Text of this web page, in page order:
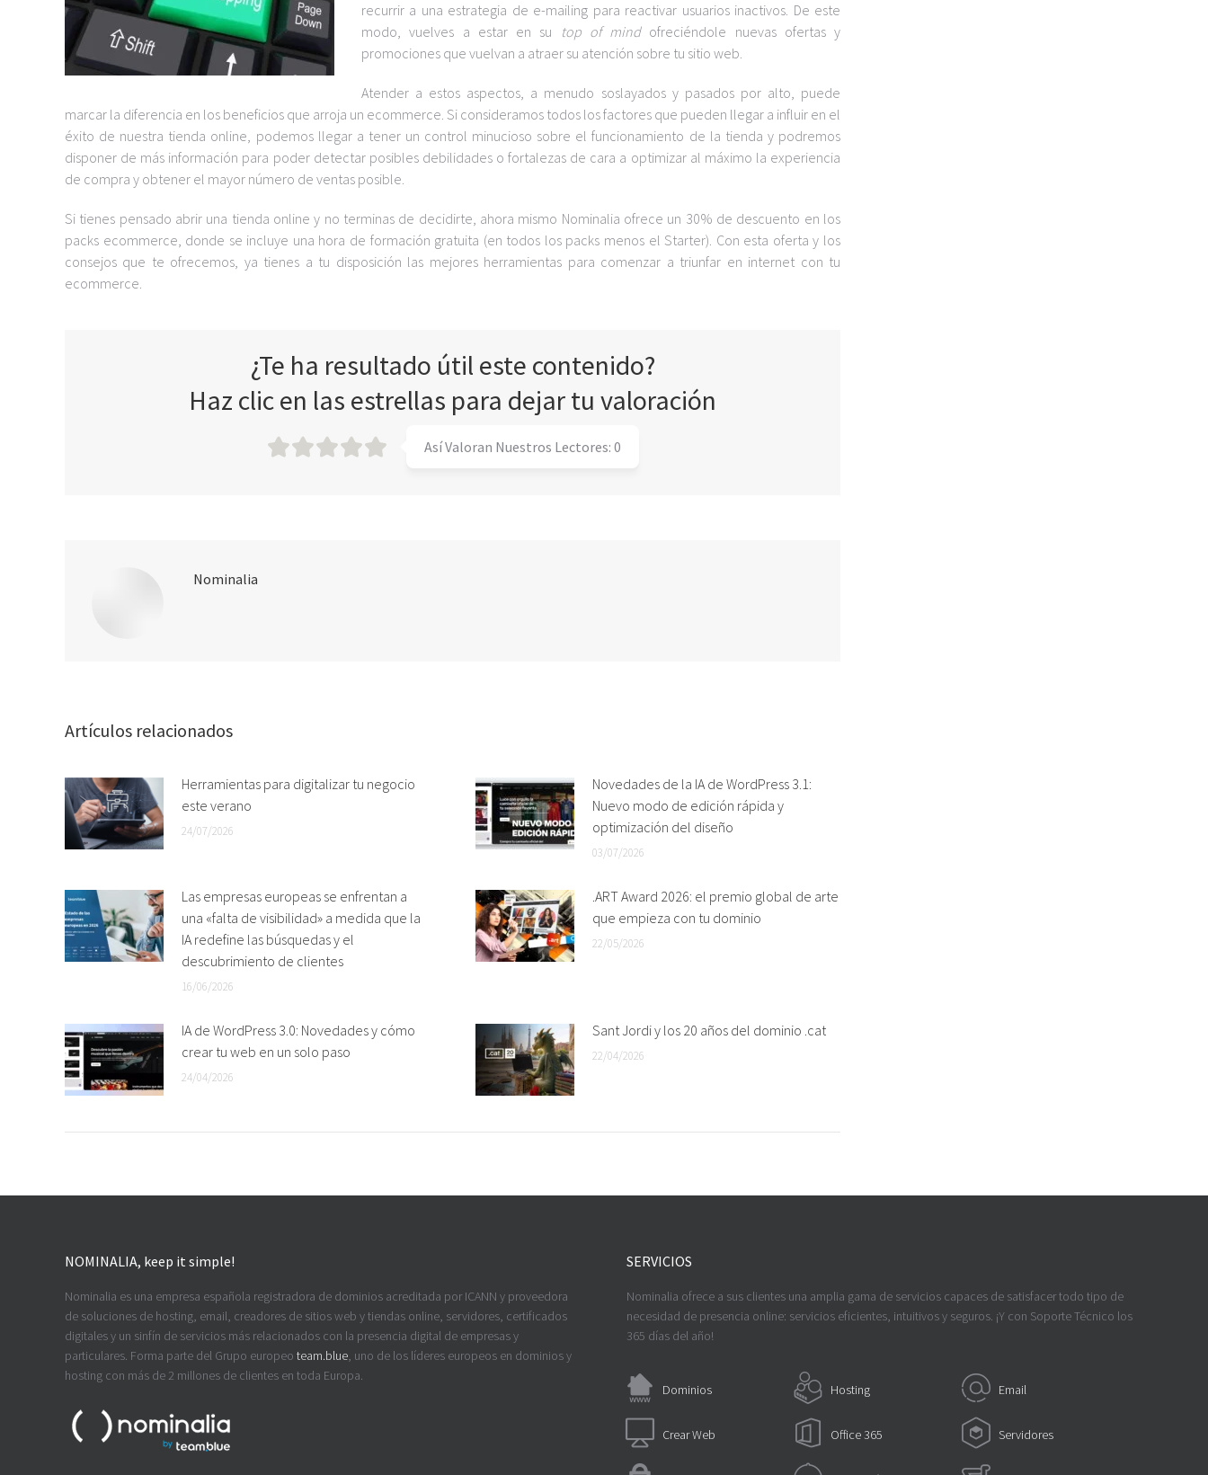
recurrir a una estrategia de e-mailing para reactivar usuarios inactivos. De este
modo, vuelves a estar en su
top of mindofreciéndole nuevas ofertas y
promociones que vuelvan a atraer su atención sobre tu sitio web.
Atender a estos aspectos, a menudo soslayados y pasados por alto, puede
marcar la diferencia en los beneficios que arroja un ecommerce. Si consideramos todos los factores que pueden llegar a influir en el
éxito de nuestra tienda online, podemos llegar a tener un control minucioso sobre el funcionamiento de la tienda y podremos
disponer de más información para poder detectar posibles debilidades o fortalezas de cara a optimizar al máximo la experiencia
de compra y obtener el mayor número de ventas posible.
Si tienes pensado abrir una tienda online y no terminas de decidirte, ahora mismo Nominalia ofrece un 30% de descuento en los
packs ecommerce, donde se incluye una hora de formación gratuita (en todos los packs menos el Starter). Con esta oferta y los
consejos que te ofrecemos, ya tienes a tu disposición las mejores herramientas para comenzar a triunfar en internet con tu
ecommerce.
¿Te ha resultado útil este contenido?
Haz clic en las estrellas para dejar tu valoración
Así Valoran Nuestros Lectores: 0
Nominalia
Artículos relacionados
Herramientas para digitalizar tu negocio
este verano
24/07/2026
Novedades de la IA de WordPress 3.1:
Nuevo modo de edición rápida y
optimización del diseño
03/07/2026
Las empresas europeas se enfrentan a
una «falta de visibilidad» a medida que la
IA redefine las búsquedas y el
descubrimiento de clientes
16/06/2026
.ART Award 2026: el premio global de arte
que empieza con tu dominio
22/05/2026
IA de WordPress 3.0: Novedades y cómo
crear tu web en un solo paso
24/04/2026
Sant Jordi y los 20 años del dominio .cat
22/04/2026
NOMINALIA, keep it simple!
Nominalia es una empresa española registradora de dominios acreditada por ICANN y proveedora
de soluciones de hosting, email, creadores de sitios web y tiendas online, servidores, certificados
digitales y un sinfín de servicios más relacionados con la presencia digital de empresas y
particulares. Forma parte del Grupo europeo team.blue, uno de los líderes europeos en dominios y
hosting con más de 2 millones de clientes en toda Europa.
SERVICIOS
Nominalia ofrece a sus clientes una amplia gama de servicios capaces de satisfacer todo tipo de
necesidad de presencia online: servicios eficientes, intuitivos y seguros. ¡Y con Soporte Técnico los
365 días del año!
Dominios Hosting Email
Crear Web Office 365 Servidores